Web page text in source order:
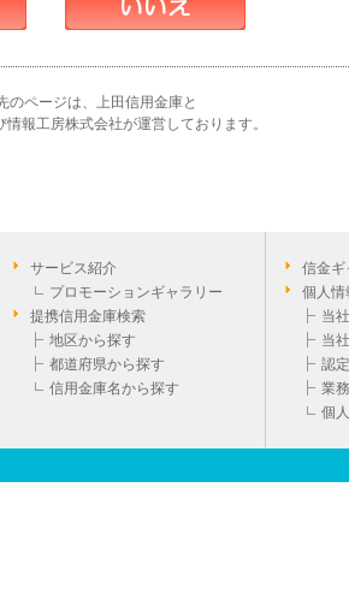
のページは、上田信用金庫と
報工房株式会社が運営しております。
サービス紹介
プロモーションギャラリー
提携信用金庫検索
地区から探す
都道府県から探す
信用金庫名から探す
信金ギ
個人情
当
当
認
業
個